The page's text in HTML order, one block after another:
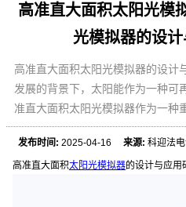
高准直大面积太阳光模
光模拟器的设
高准直大面积太阳光模拟器的设计
发展的背景下，太阳能作为一种可
准直大面积太阳光模拟器作为一种
发布时间: 2025-04-16来源: 科迎法
高准直大面积太阳光模拟器的设计与应用